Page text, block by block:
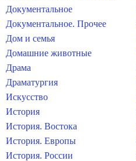
Документальное
Документальное. Прочее
Дом и семья
Домашние животные
Драма
Драматургия
Искусство
История
История. Востока
История. Европы
История. России